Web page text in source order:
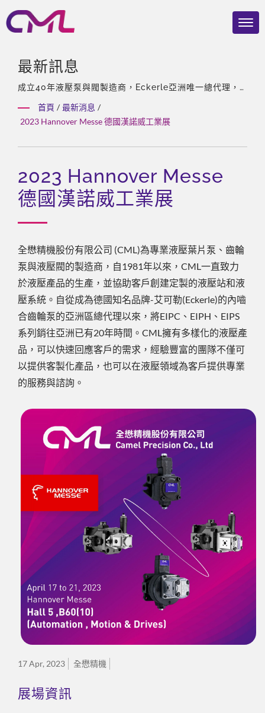
最新訊息
成立40年液壓泵與閥製造商，Eckerle亞洲唯一總代理，
擁有經驗豐富的團隊、多樣化及客製化的產品。
首頁 / 最新消息 /
2023 Hannover Messe 德國漢諾威工業展
2023 Hannover Messe
德國漢諾威工業展
全懋精機股份有限公司 (CML)為專業液壓葉片泵、齒輪
泵與液壓閥的製造商，自1981年以來，CML一直致力
於液壓產品的生產，並協助客戶創建定製的液壓站和液
壓系統。自從成為德國知名品牌-艾可勒(Eckerle)的內嚙
合齒輪泵的亞洲區總代理以來，將EIPC、EIPH、EIPS
系列銷往亞洲已有20年時間。CML擁有多樣化的液壓產
品，可以快速回應客戶的需求，經驗豐富的團隊不僅可
以提供客製化產品，也可以在液壓領域為客戶提供專業
的服務與諮詢。
17 Apr, 2023 全懋精機
展場資訊